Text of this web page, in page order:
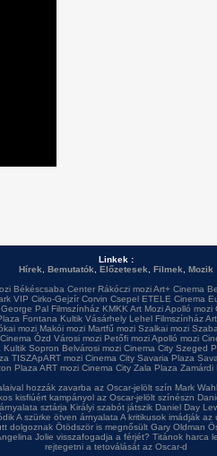
Linkek :
Hírek
Bemutatók Előzetesek Filmek
Mozik
Békéscsaba Center Rákóczi mozi Art+ Cinema
VIP Cirko-Gejzír Corvin Csepel ETELE Cinema
George Pal Filmszínház KMKK Art MoziApolló mozi
Fontana Kultik Vásárhely Lehel Filmszínház
mozi Makói mozi Martfű mozi Szalkai mozi
Cinema Ózd Városi mozi Petőfi mozi Apolló mozi
Kultik Sopron Belvárosi mozi Cinema City Szeged
TISZApART mozi Cinema City Savaria Plaza
Plaza ART mozi Cinema City Zala Plaza Zamárdi
hozzák zavarba az Oscar-jelölt szín Mark
kisfiúért kampányol az Oscar-jelölt színészn
sztárja Királyi szabót játszik Daniel Day
A szürke ötven árnyalata A kritikusok imádják az
dolgoznak Ötödször is megnősült Gary Oldman
Jolie visszafogadja a férjét? Titánok harca
rejtegetni a tetoválását az Oscar-d